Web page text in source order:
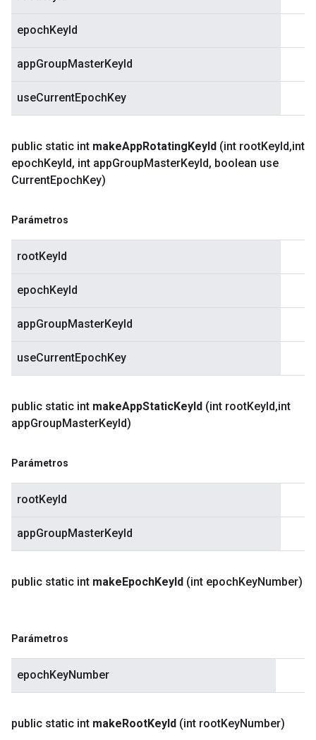
epochKeyId
appGroupMasterKeyId
useCurrentEpochKey
public static int makeAppRotatingKeyId (int rootKeyId,int
epochKeyId, int appGroupMasterKeyId, boolean use
CurrentEpochKey)
Parámetros
rootKeyId
epochKeyId
appGroupMasterKeyId
useCurrentEpochKey
public static int makeAppStaticKeyId (int rootKeyId,int
appGroupMasterKeyId)
Parámetros
rootKeyId
appGroupMasterKeyId
public static int makeEpochKeyId (int epochKeyNumber)
Parámetros
epochKeyNumber
public static int makeRootKeyId (int rootKeyNumber)